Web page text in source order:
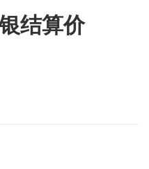
结算价